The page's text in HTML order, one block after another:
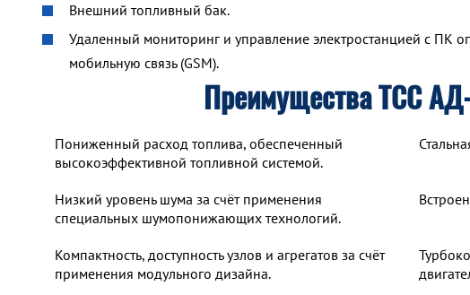
Внешний топливный бак.
Удаленный мониторинг и управление электростанцией с ПК
мобильную связь (GSM).
Преимущества ТСС
Пониженный расход топлива, обеспеченный
высокоэффективной топливной системой.
Низкий уровень шума за счёт применения
специальных шумопонижающих технологий.
Компактность, доступность узлов и агрегатов за счёт
применения модульного дизайна.